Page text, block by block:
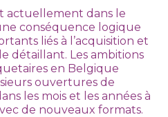
actuellement dans le
conséquence logique
liés à l’acquisition et
détaillant. Les ambitions
en Belgique
ouvertures de
les mois et les années à
de nouveaux formats.